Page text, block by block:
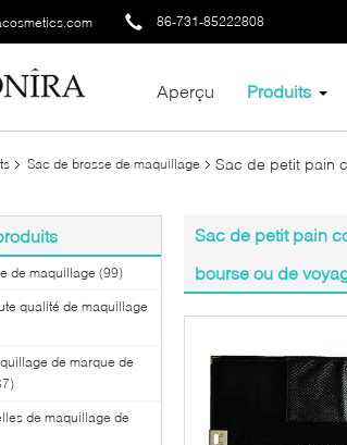
86-731-85222808
Aperçu Produits
Sac de brosse de maquillage
Sac de petit pain
de maquillage (99)
qualité de maquillage
de marque de
de maquillage de
Sac de petit pain
bourse ou de